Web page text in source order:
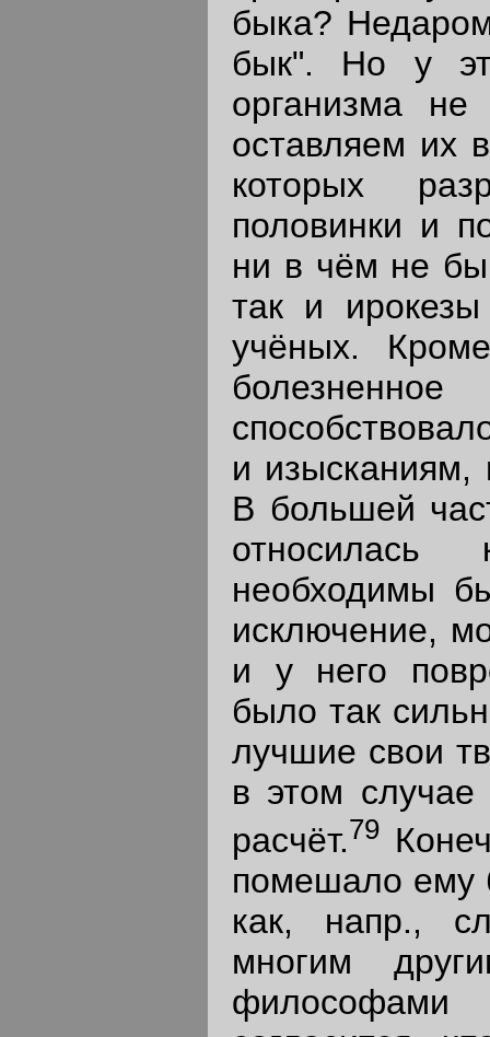
быка?
бык". Но у
организма
оставляем их
которых
половинки и
ни в чём не
так и
учёных.
и изысканиям,
В большей
необходимы
исключение,
и у него
было так
лучшие свои
в этом
расчёт.79
помешало ему
как, напр.,
многим